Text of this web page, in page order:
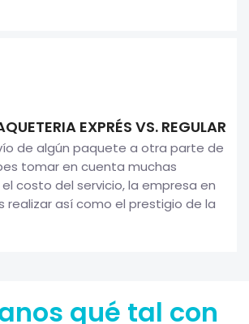
EXPRÉS VS. REGULAR
de algún paquete a otra parte de
tomar en cuenta muchas
costo del servicio, la empresa en
realizar así como el prestigio de la
qué tal con